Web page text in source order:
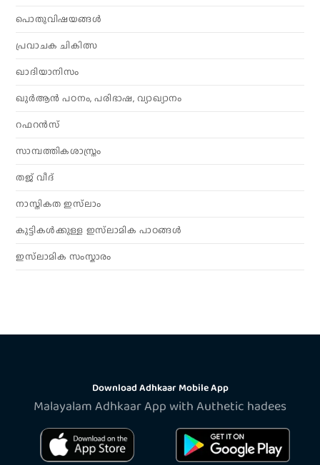
പൊതുവിഷയങ്ങൾ
പ്രവാചക ചികിത്സ
ഖാദിയാനിസം
ഖുർആൻ പഠനം, പരിഭാഷ, വ്യാഖ്യാനം
റഫറൻസ്
സാമ്പത്തികശാസ്ത്രം
തജ് വീദ്
നാസ്തികത ഇസ്‌ലാം
കുട്ടികൾക്കുള്ള ഇസ്‌ലാമിക പാഠങ്ങൾ
ഇസ്‌ലാമിക സംസ്കാരം
Download Adhkaar Mobile App
Malayalam Adhkaar App with Authetic hadees